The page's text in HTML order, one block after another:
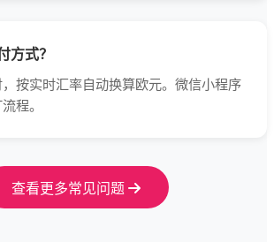
方式？
按实时汇率自动换算欧元。微信小程序
程。
查看更多常见问题